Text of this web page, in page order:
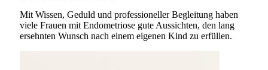
Mit Wissen, Geduld und professioneller Begleitung haben
viele Frauen mit Endometriose gute Aussichten, den lang
ersehnten Wunsch nach einem eigenen Kind zu erfüllen.